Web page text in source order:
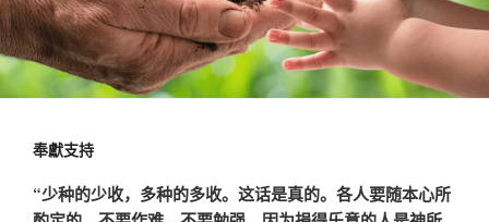
奉獻支持
“少种的少收，多种的多收。这话是真的。各人要随本心所